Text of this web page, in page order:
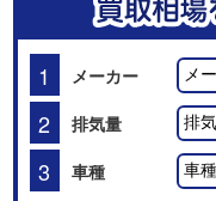
1 メーカー
2 排気量
3 車種